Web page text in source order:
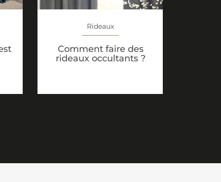
Rideaux
Comment faire des
rideaux occultants ?